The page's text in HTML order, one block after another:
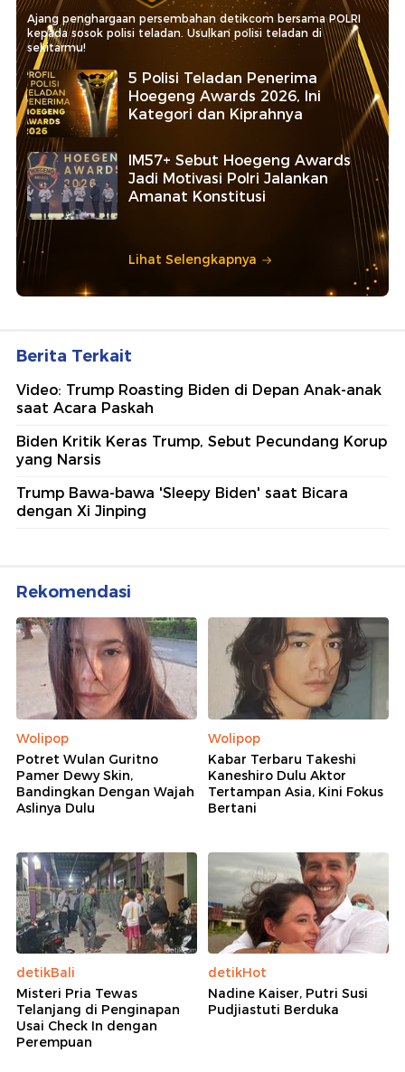
Ajang penghargaan persembahan detikcom bersama POLRI
kepada sosok polisi teladan. Usulkan polisi teladan di
sekitarmu!
5 Polisi Teladan Penerima
Hoegeng Awards 2026, Ini
Kategori dan Kiprahnya
IM57+ Sebut Hoegeng Awards
Jadi Motivasi Polri Jalankan
Amanat Konstitusi
Lihat Selengkapnya
Berita Terkait
Video: Trump Roasting Biden di Depan Anak-anak
saat Acara Paskah
Biden Kritik Keras Trump, Sebut Pecundang Korup
yang Narsis
Trump Bawa-bawa 'Sleepy Biden' saat Bicara
dengan Xi Jinping
Rekomendasi
Wolipop
Potret Wulan Guritno
Pamer Dewy Skin,
Bandingkan Dengan Wajah
Aslinya Dulu
Wolipop
Kabar Terbaru Takeshi
Kaneshiro Dulu Aktor
Tertampan Asia, Kini Fokus
Bertani
detikBali
Misteri Pria Tewas
Telanjang di Penginapan
Usai Check In dengan
Perempuan
detikHot
Nadine Kaiser, Putri Susi
Pudjiastuti Berduka